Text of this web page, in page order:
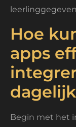
Hoe
apps
Begin met het